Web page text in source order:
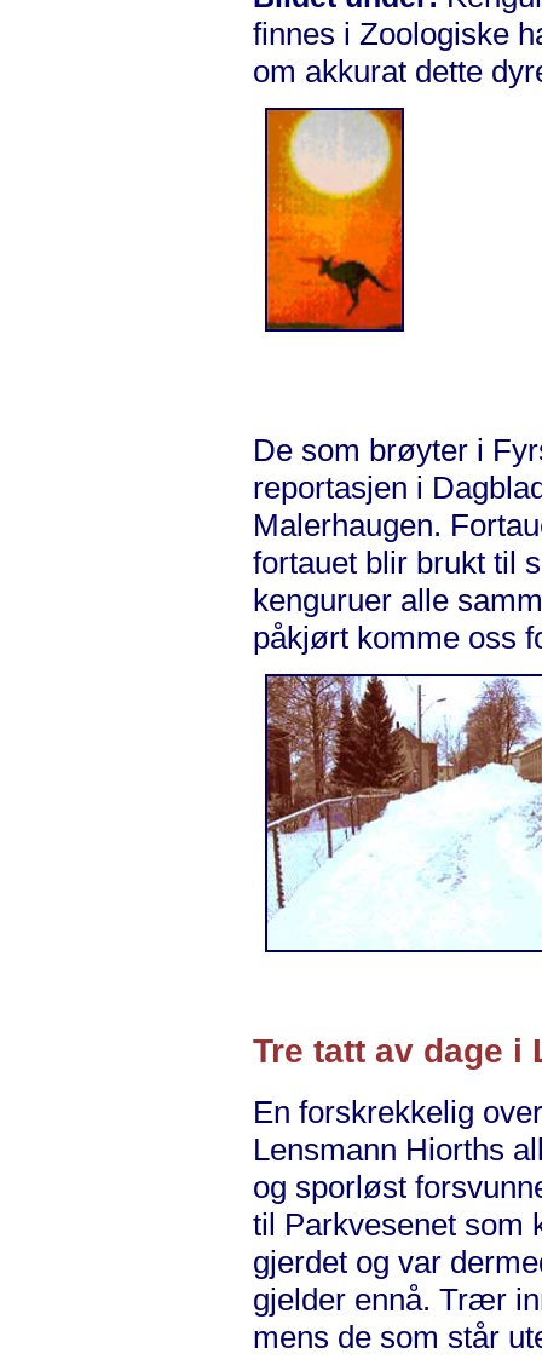
finnes i Zoologiske
om akkurat dette
De som brøyter i
reportasjen i
Malerhaugen.
fortauet blir brukt til
kenguruer alle
påkjørt komme oss
Tre tatt av dage i
En forskrekkelig
Lensmann Hiorths
og sporløst
til Parkvesenet som
gjerdet og var
gjelder ennå. Trær
mens de som står